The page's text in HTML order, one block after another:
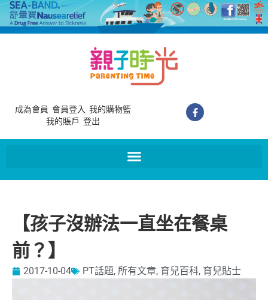
成為會員 會員登入 我的購物籃
我的賬戶 登出
【孩子沒辦法一直坐在餐桌
前？】
2017-10-04 PT話題, 所有文章, 育兒百科, 育兒貼士